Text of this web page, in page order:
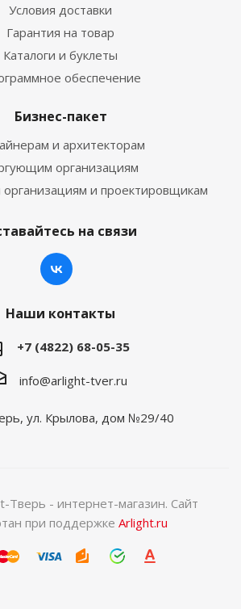
Условия доставки
Гарантия на товар
Каталоги и буклеты
обеспечение
Бизнес-пакет
и архитекторам
организациям
и проектировщикам
на связи
Наши контакты
+7 (4822) 68-05-35
info@arlight-tver.ru
ул. Крылова, дом №29/40
Тверь - интернет-магазин. Сайт
при поддержке Arlight.ru